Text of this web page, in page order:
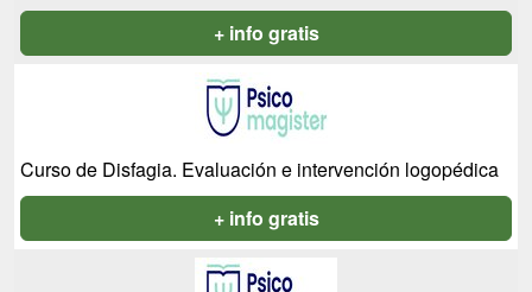
+ info gratis
Curso de Disfagia. Evaluación e intervención logopédica
+ info gratis